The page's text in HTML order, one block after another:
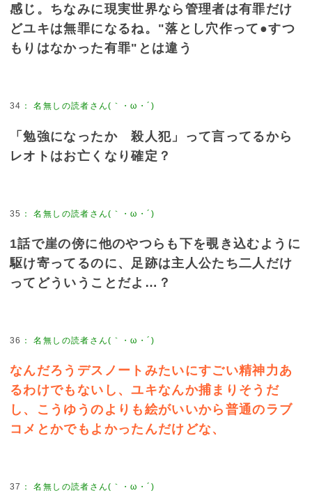
感じ。ちなみに現実世界なら管理者は有罪だけ
どユキは無罪になるね。"落とし穴作って●すつ
もりはなかった有罪"とは違う
34 ：名無しの読者さん(｀・ω・´)
「勉強になったか 殺人犯」って言ってるから
レオトはお亡くなり確定？
35 ：名無しの読者さん(｀・ω・´)
1話で崖の傍に他のやつらも下を覗き込むように
駆け寄ってるのに、足跡は主人公たち二人だけ
ってどういうことだよ…？
36 ：名無しの読者さん(｀・ω・´)
なんだろうデスノートみたいにすごい精神力あ
るわけでもないし、ユキなんか捕まりそうだ
し、こうゆうのよりも絵がいいから普通のラブ
コメとかでもよかったんだけどな、
37 ：名無しの読者さん(｀・ω・´)